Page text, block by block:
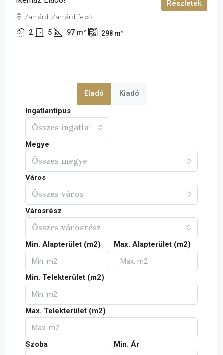
Zamárdi Zamárdi felső
2 5 97 m² 298 m²
Részletek
Eladó
Kiadó
Ingatlantípus
Összes ingatlan
Megye
Összes megye
Város
Összes város
Városrész
Összes városrész
Min. Alapterület (m2) Max. Alapterület (m2)
Min. Telekterület (m2)
Max. Telekterület (m2)
Szoba Min. Ár